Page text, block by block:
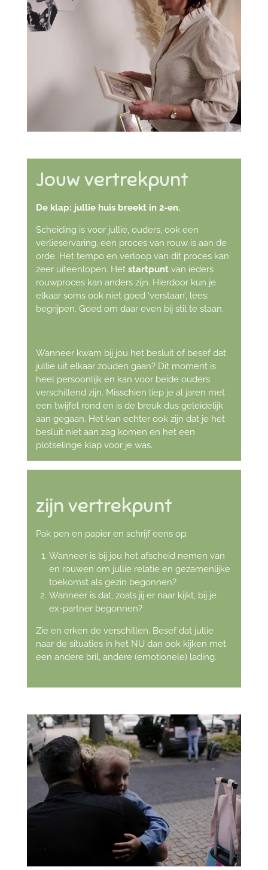
Jouw vertrekpunt
De klap: jullie huis breekt in 2-en.
Scheiding is voor jullie, ouders, ook een
verlieservaring, een proces van rouw is aan de
orde. Het tempo en verloop van dit proces kan
zeer uiteenlopen. Het startpuntvan ieders
rouwproces kan anders zijn. Hierdoor kun je
elkaar soms ook niet goed ‘verstaan’, lees:
begrijpen. Goed om daar even bij stil te staan.
Wanneer kwam bij jou het besluit of besef dat
jullie uit elkaar zouden gaan? Dit moment is
heel persoonlijk en kan voor beide ouders
verschillend zijn. Misschien liep je al jaren met
een twijfel rond en is de breuk dus geleidelijk
aan gegaan. Het kan echter ook zijn dat je het
besluit niet aan zag komen en het een
plotselinge klap voor je was.
zijn vertrekpunt
Pak pen en papier en schrijf eens op;
Wanneer is bij jou het afscheid nemen van
en rouwen om jullie relatie en gezamenlijke
toekomst als gezin begonnen?
Wanneer is dat, zoals jij er naar kijkt, bij je
ex-partner begonnen?
Zie en erken de verschillen. Besef dat jullie
naar de situaties in het NU dan ook kijken met
een andere bril, andere (emotionele) lading.